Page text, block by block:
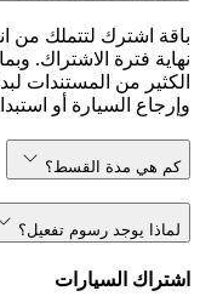
باقة اشترك لتتملك من
نهاية فترة الاشتراك.
الكثير من المستندات
وإرجاع السيارة أو
كم هي مدة القسط؟
لماذا يوجد رسوم تفعيل؟
اشتراك السيارات